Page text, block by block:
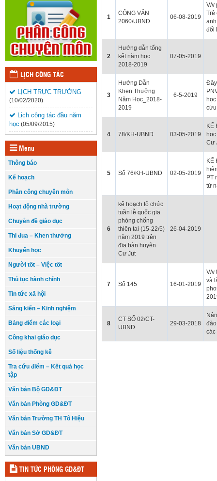
LỊCH CÔNG TÁC
LỊCH TRỰC TRƯỜNG
(10/02/2020)
Lịch công tác đầu năm
học (05/09/2015)
Menu
Thông báo
Kế hoạch
Phân công chuyên môn
Hoạt động nhà trường
Chuyên đề giáo dục
Thi đua – Khen thưởng
Khuyến học
Người tốt – Việc tốt
Thủ tục hành chính
Tin tức xã hội
Sáng kiến – Kinh nghiệm
Bảng điểm các loại
Công khai giáo dục
Số liệu thống kê
Tra cứu điểm – Kết quả học
tập
Văn bản Bộ GD&ĐT
Văn bản Phòng GD&ĐT
Văn bản Trường TH Tô Hiệu
Văn bản Sở GD&ĐT
Văn bản UBND
TIN TỨC PHÒNG GD&ĐT
1
CÔNG VĂN
2060/UBND
06-08-2019
V/v
Trẻ
đổi
2
Hướng dẫn tổng
kết năm học
2018-2019
07-05-2019
3
Hướng Dẫn
Khen Thưởng
Năm Học_2018-
2019
6-5-2019
4 78/KH-UBND 03-05-2019
KẾ
Cư
5 Số 76/KH-UBND 02-05-2019
KẾ
PT
từ
6
kế hoạch tổ chức
tuần lễ quốc gia
phòng chống
thiên tai (15-22/5)
năm 2019 trên
địa bàn huyện
Cư Jut
26-04-2019
7 Số 145 16-01-2019
V/v
và
8
CT SỐ 02/CT-
UBND
29-03-2018
các